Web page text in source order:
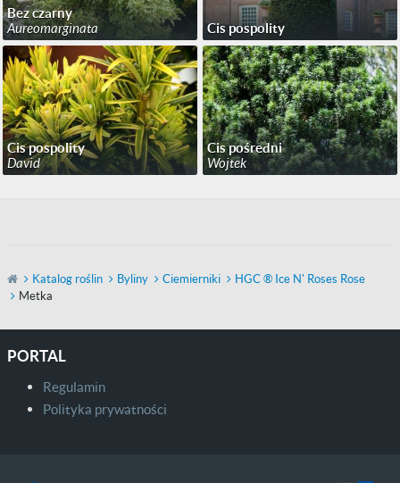
Bez czarny
Aureomarginata
Cis pospolity
Cis pospolity
David
Cis pośredni
Wojtek
Katalog roślin Byliny Ciemierniki
HGC ® Ice N' Roses Rose
Metka
PORTAL
Regulamin
Polityka prywatności